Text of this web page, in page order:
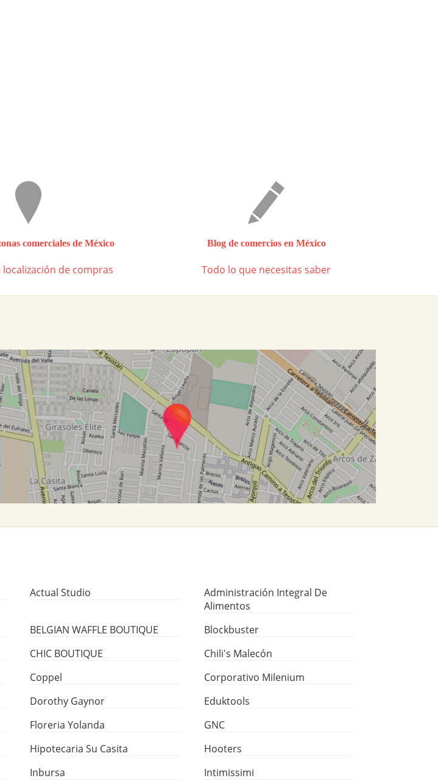
comerciales de México
de compras
Blog de comercios en México
Todo lo que necesitas saber
Actual Studio
Administración Integral De
Alimentos
BELGIAN WAFFLE BOUTIQUE
Blockbuster
CHIC BOUTIQUE
Chili's Malecón
Coppel
Corporativo Milenium
Dorothy Gaynor
Eduktools
Floreria Yolanda
GNC
Hipotecaria Su Casita
Hooters
Inbursa
Intimissimi